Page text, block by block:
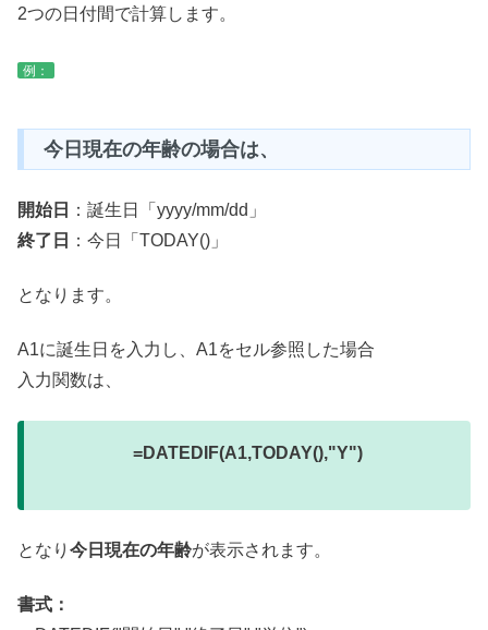
2つの日付間で計算します。
例：
今日現在の年齢の場合は、
開始日
：誕生日「yyyy/mm/dd」
終了日
：今日「TODAY()」
となります。
A1に誕生日を入力し、A1をセル参照した場合
入力関数は、
=DATEDIF(A1,TODAY(),"Y")
となり 今日現在の年齢が表示されます。
書式：